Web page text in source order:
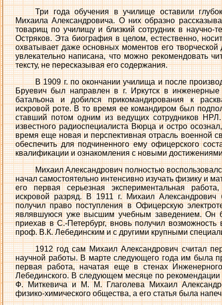
Три года обучения в училище оставили
Михаила Александровича. О них образно
товарищ по училищу и близкий сотрудник в научно-
Остряков. Эта биография в целом, естественно,
охватывает даже основных моментов его
увлекательно написана, что можно рекомендовать
тексту, не пересказывая его содержания.
В 1909 г. по окончании училища и после
Бруевич был направлен в г. Иркутск в инженерные
батальона и добился прикомандирования к
искровой роте. В то время ее командиром был
ставший потом одним из ведущих сотрудников
известного радиоспециалиста Вюрца и остро
время еще новая и перспективная отрасль военной
обеспечить для подчиненного ему офицерского
квалификации и ознакомления с новыми
Михаил Александрович полностью
начал самостоятельно интенсивно изучать физику и
его первая серьезная экспериментальная
искровой разряд. В 1911 г. Михаил
получил право поступления в Офицерскую
являвшуюся уже высшим учебным заведением. Он
приехав в С.-Петербург, вновь получил возможность
проф. В.К. Лебединским и с другими крупными
1912 год сам Михаил Александрович считал
научной работы. В марте следующего года им была
первая работа, начатая еще в стенах
Лебединского. В следующем месяце по
Ф. Миткевича и М. М. Глаголева Михаил
физико-химического общества, а его статья была